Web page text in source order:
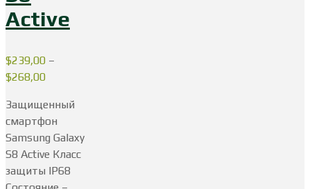
Active
$239,00 –
$268,00
Защищенный
смартфон
Samsung Galaxy
S8 Active Класс
защиты IP68